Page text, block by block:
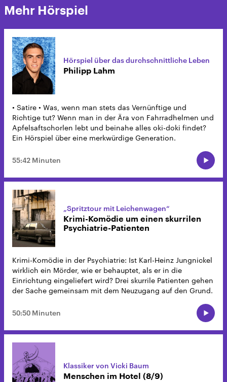
Mehr Hörspiel
Hörspiel über das durchschnittliche Leben
Philipp Lahm
• Satire • Was, wenn man stets das Vernünftige und
Richtige tut? Wenn man in der Ära von Fahrradhelmen und
Apfelsaftschorlen lebt und beinahe alles oki-doki findet?
Ein Hörspiel über eine merkwürdige Generation.
55:42 Minuten
„Spritztour mit Leichenwagen“
Krimi-Komödie um einen skurrilen
Psychiatrie-Patienten
Krimi-Komödie in der Psychiatrie: Ist Karl-Heinz Jungnickel
wirklich ein Mörder, wie er behauptet, als er in die
Einrichtung eingeliefert wird? Drei skurrile Patienten gehen
der Sache gemeinsam mit dem Neuzugang auf den Grund.
50:50 Minuten
Klassiker von Vicki Baum
Menschen im Hotel (8/9)